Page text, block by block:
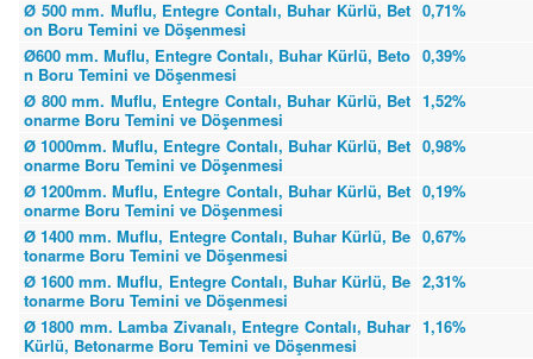
Ø 500 mm. Muflu, Entegre Contalı, Buhar Kürlü, Bet
on Boru Temini ve Döşenmesi
0,71%
Ø600 mm. Muflu, Entegre Contalı, Buhar Kürlü, Beto
n Boru Temini ve Döşenmesi
0,39%
Ø 800 mm. Muflu, Entegre Contalı, Buhar Kürlü, Bet
onarme Boru Temini ve Döşenmesi
1,52%
Ø 1000mm. Muflu, Entegre Contalı, Buhar Kürlü, Bet
onarme Boru Temini ve Döşenmesi
0,98%
Ø 1200mm. Muflu, Entegre Contalı, Buhar Kürlü, Bet
onarme Boru Temini ve Döşenmesi
0,19%
Ø 1400 mm. Muflu, Entegre Contalı, Buhar Kürlü, Be
tonarme Boru Temini ve Döşenmesi
0,67%
Ø 1600 mm. Muflu, Entegre Contalı, Buhar Kürlü, Be
tonarme Boru Temini ve Döşenmesi
2,31%
Ø 1800 mm. Lamba Zivanalı, Entegre Contalı, Buhar
Kürlü, Betonarme Boru Temini ve Döşenmesi
1,16%